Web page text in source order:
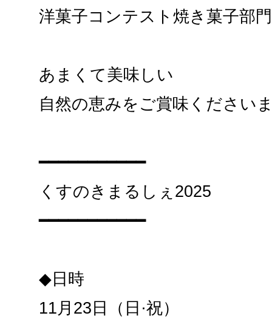
洋菓子コンテスト焼き菓子部
あまくて美味しい
自然の恵みをご賞味ください
━━━━━━━━━━━
くすのきまるしぇ2025
━━━━━━━━━━━
◆日時
11月23日（日·祝）